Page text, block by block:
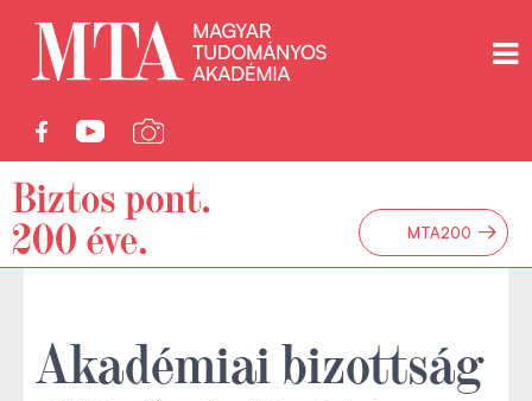
MTA200 →
Akadémiai bizottság